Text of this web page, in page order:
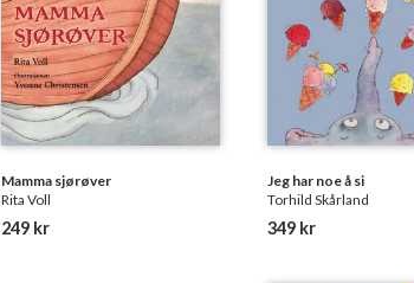
Mamma sjørøver
Rita Voll
249 kr
Jeg har noe å si
Torhild Skårland
349 kr